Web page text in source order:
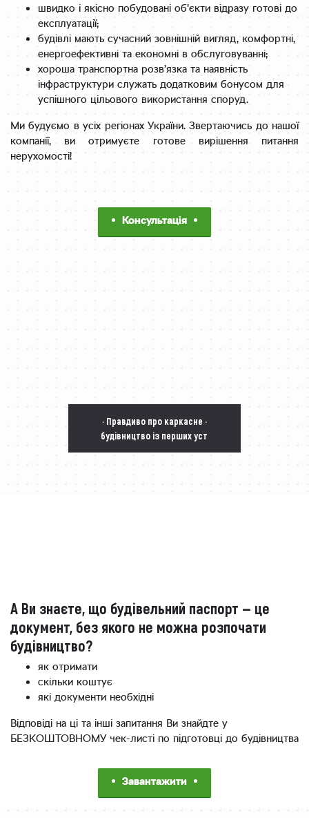
швидко і якісно побудовані об’єкти відразу готові до
експлуатації;
будівлі мають сучасний зовнішній вигляд, комфортні,
енергоефективні та економні в обслуговуванні;
хороша транспортна розв’язка та наявність
інфраструктури служать додатковим бонусом для
успішного цільового використання споруд.
Ми будуємо в усіх регіонах України. Звертаючись до нашої
компанії, ви отримуєте готове вирішення питання
нерухомості!
Консультація
· Правдиво про каркасне ·
будівництво із перших уст
А Ви знаєте, що будівельний паспорт — це
документ, без якого не можна розпочати
будівництво?
як отримати
скільки коштує
які документи необхідні
Відповіді на ці та інші запитання Ви знайдте у
БЕЗКОШТОВНОМУ чек-листі по підготовці до будівництва
Завантажити